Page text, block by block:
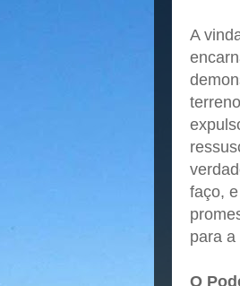
A
faço,
para
O